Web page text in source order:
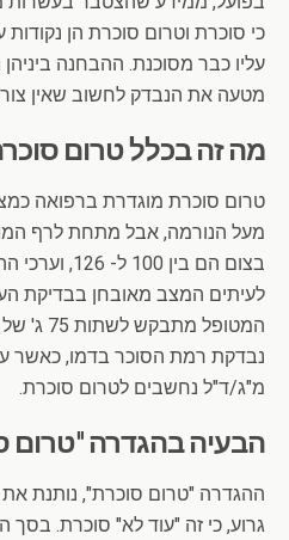
כי סוכרת וטרום סוכרת הן
עליו כבר מסוכנת. ההבחנה
מטעה את הנבדק לחשוב שאין
מה זה בכלל טרום
טרום סוכרת מוגדרת ברפואה
מעל הנורמה, אבל מתחת לרף
בצום הם בין 100 ל- 126, וערכי ההמוגלובין המסוכרר מעל 5.7.
לעיתים המצב מאובחן בבדיקת
המטופל מתבקש לשתות 75 ג' של גלוקוז.
מ"ג/ד"ל נחשבים לטרום סוכרת.
הבעיה בהגדרה "טרום
ההגדרה "טרום סוכרת", נותנת
גרוע, כי זה "עוד לא" סוכרת.